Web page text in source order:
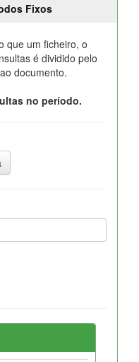
Fixos
que um ficheiro, o
é dividido pelo
documento.
no período.